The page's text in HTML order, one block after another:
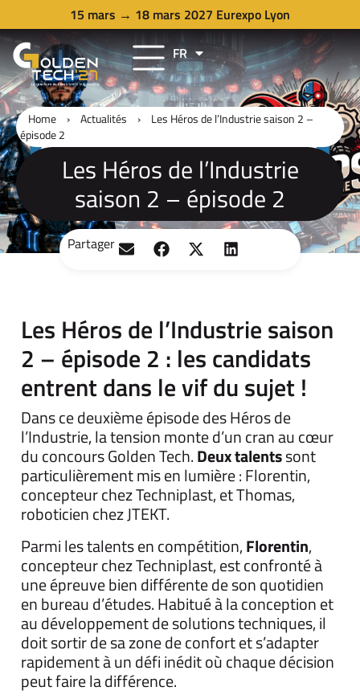
15 mars → 18 mars 2027 Eurexpo Lyon
FR
EN
Home › Actualités ›
Les Héros de l’Industrie saison 2 –
épisode 2
Les Héros de l’Industrie
saison 2 – épisode 2
Partager
Les Héros de l’Industrie saison
2 – épisode 2 : les candidats
entrent dans le vif du sujet !
Dans ce deuxième épisode des Héros de
l’Industrie, la tension monte d’un cran au cœur
du concours Golden Tech.Deux talentssont
particulièrement mis en lumière : Florentin,
concepteur chez Techniplast, et Thomas,
roboticien chez JTEKT.
Parmi les talents en compétition,Florentin,
concepteur chez Techniplast, est confronté à
une épreuve bien différente de son quotidien
en bureau d’études. Habitué à la conception et
au développement de solutions techniques, il
doit sortir de sa zone de confort et s’adapter
rapidement à un défi inédit où chaque décision
peut faire la différence.